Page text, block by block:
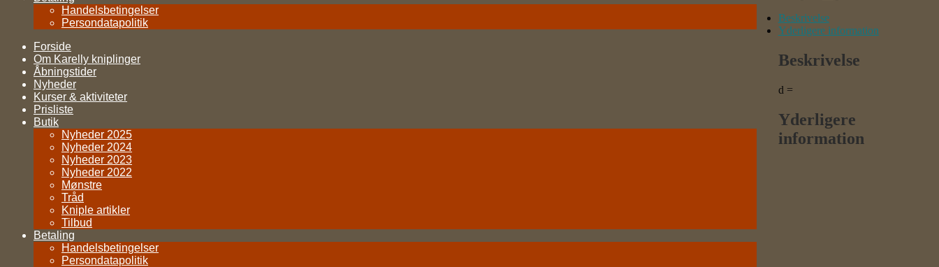
Handelsbetingelser
Persondatapolitik
Forside
Om Karelly kniplinger
Åbningstider
Nyheder
Kurser & aktiviteter
Prisliste
Butik
Nyheder 2025
Nyheder 2024
Nyheder 2023
Nyheder 2022
Mønstre
Tråd
Kniple artikler
Tilbud
Betaling
Handelsbetingelser
Persondatapolitik
Beskrivelse
Yderligere information
Beskrivelse
d =
Yderligere
information